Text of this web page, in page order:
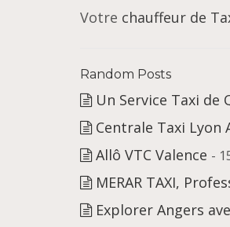
Votre chauffeur de
Random Posts
Un Service Taxi de
Centrale Taxi Lyon
Allô VTC Valence -
MERAR TAXI,
Explorer Angers